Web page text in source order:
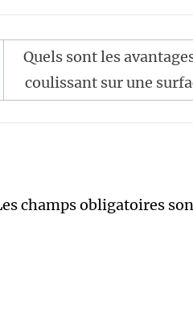
Quels sont les
coulissant sur une
champs obligatoires